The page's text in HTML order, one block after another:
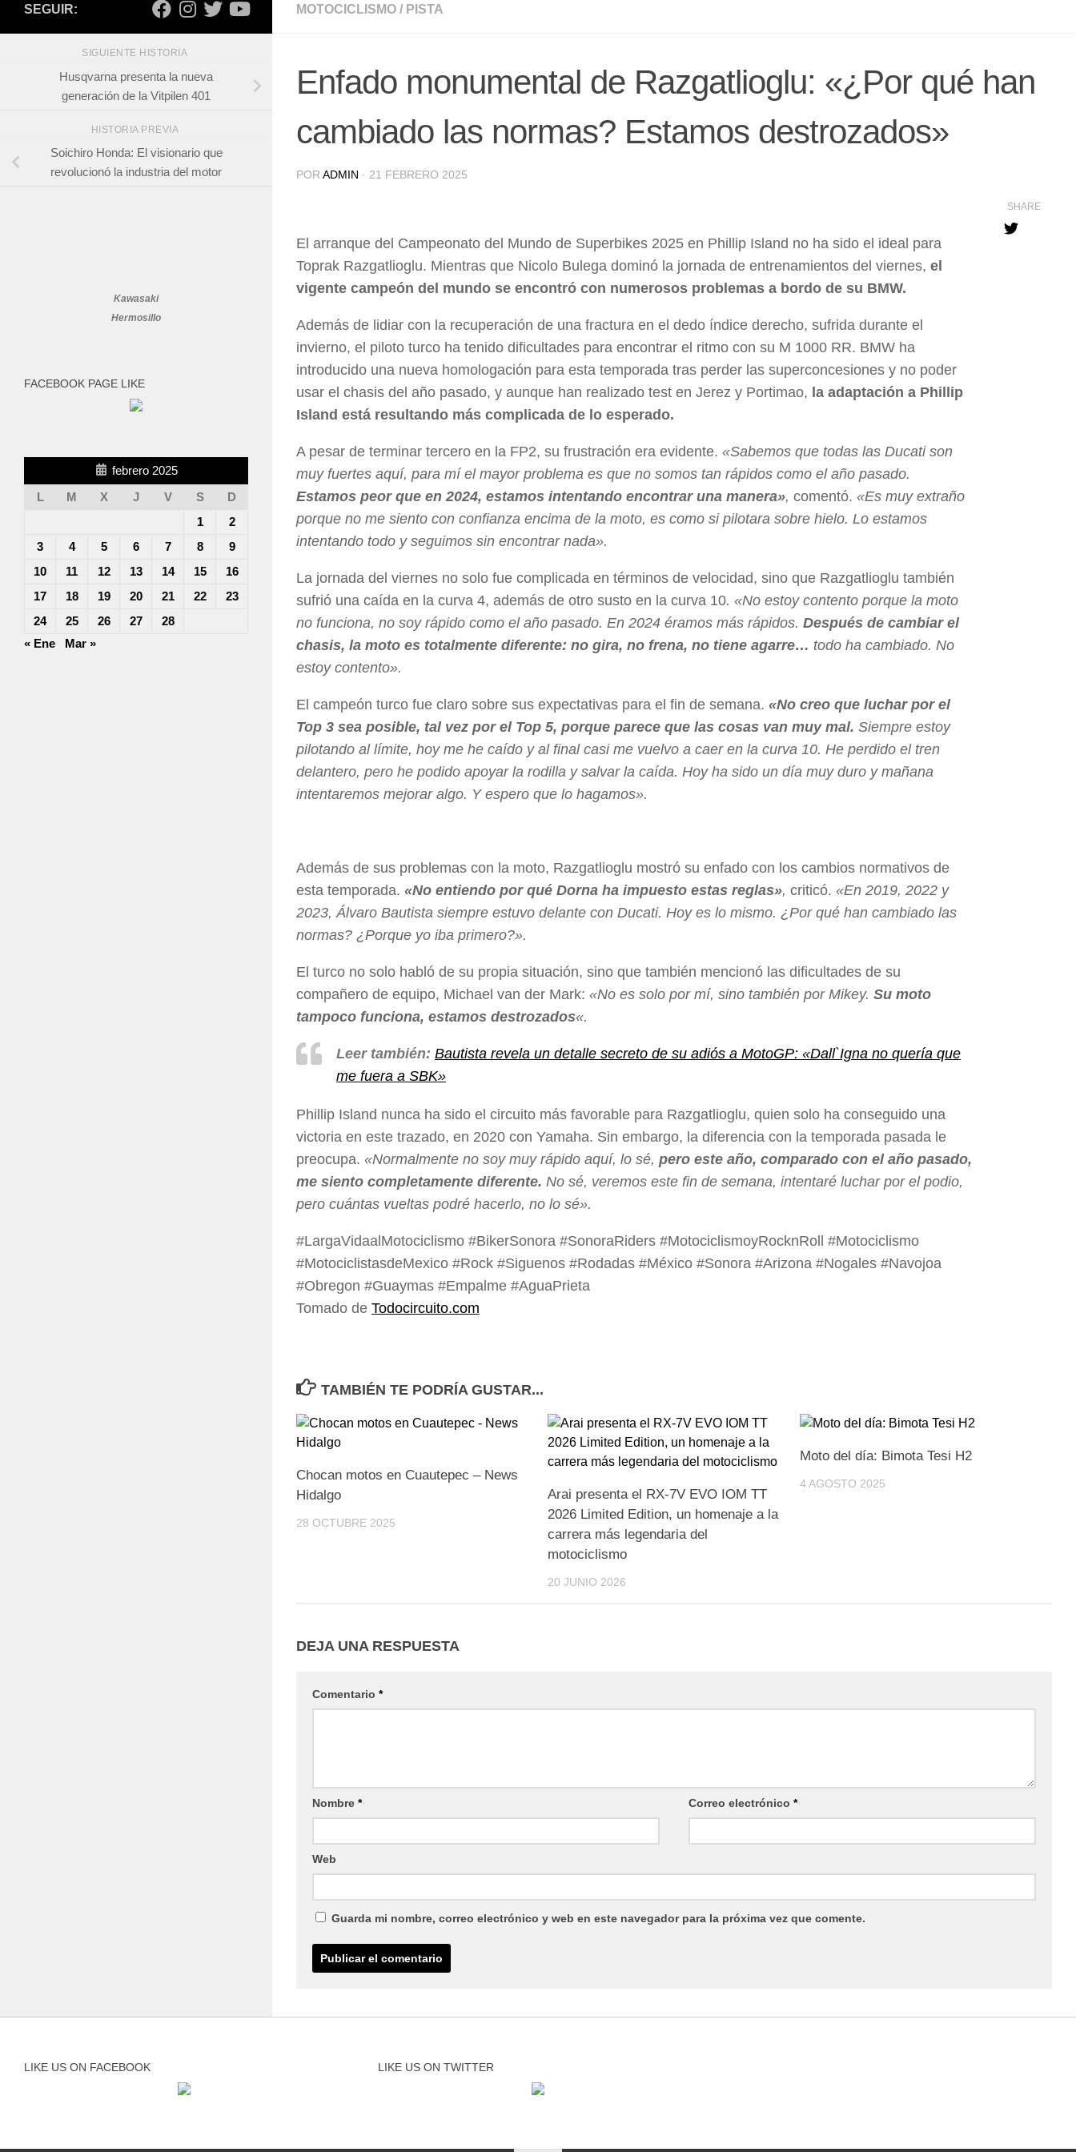
MOTOCICLISMO / PISTA
Enfado monumental de Razgatlioglu: «¿Por qué han
cambiado las normas? Estamos destrozados»
POR ADMIN · 21 FEBRERO 2025
El arranque del Campeonato del Mundo de Superbikes 2025 en Phillip Island no ha sido el ideal para
Toprak Razgatlioglu. Mientras que Nicolo Bulega dominó la jornada de entrenamientos del viernes, el
vigente campeón del mundo se encontró con numerosos problemas a bordo de su BMW.
Además de lidiar con la recuperación de una fractura en el dedo índice derecho, sufrida durante el
invierno, el piloto turco ha tenido dificultades para encontrar el ritmo con su M 1000 RR. BMW ha
introducido una nueva homologación para esta temporada tras perder las superconcesiones y no poder
usar el chasis del año pasado, y aunque han realizado test en Jerez y Portimao, la adaptación a Phillip
Island está resultando más complicada de lo esperado.
A pesar de terminar tercero en la FP2, su frustración era evidente. «Sabemos que todas las Ducati son
muy fuertes aquí, para mí el mayor problema es que no somos tan rápidos como el año pasado.
Estamos peor que en 2024, estamos intentando encontrar una manera», comentó. «Es muy extraño
porque no me siento con confianza encima de la moto, es como si pilotara sobre hielo. Lo estamos
intentando todo y seguimos sin encontrar nada».
La jornada del viernes no solo fue complicada en términos de velocidad, sino que Razgatlioglu también
sufrió una caída en la curva 4, además de otro susto en la curva 10. «No estoy contento porque la moto
no funciona, no soy rápido como el año pasado. En 2024 éramos más rápidos. Después de cambiar el
chasis, la moto es totalmente diferente: no gira, no frena, no tiene agarre… todo ha cambiado. No
estoy contento».
El campeón turco fue claro sobre sus expectativas para el fin de semana. «No creo que luchar por el
Top 3 sea posible, tal vez por el Top 5, porque parece que las cosas van muy mal. Siempre estoy
pilotando al límite, hoy me he caído y al final casi me vuelvo a caer en la curva 10. He perdido el tren
delantero, pero he podido apoyar la rodilla y salvar la caída. Hoy ha sido un día muy duro y mañana
intentaremos mejorar algo. Y espero que lo hagamos».
Además de sus problemas con la moto, Razgatlioglu mostró su enfado con los cambios normativos de
esta temporada. «No entiendo por qué Dorna ha impuesto estas reglas», criticó. «En 2019, 2022 y
2023, Álvaro Bautista siempre estuvo delante con Ducati. Hoy es lo mismo. ¿Por qué han cambiado las
normas? ¿Porque yo iba primero?».
El turco no solo habló de su propia situación, sino que también mencionó las dificultades de su
compañero de equipo, Michael van der Mark: «No es solo por mí, sino también por Mikey. Su moto
tampoco funciona, estamos destrozados«.
Leer también: Bautista revela un detalle secreto de su adiós a MotoGP: «Dall`Igna no quería que
me fuera a SBK»
Phillip Island nunca ha sido el circuito más favorable para Razgatlioglu, quien solo ha conseguido una
victoria en este trazado, en 2020 con Yamaha. Sin embargo, la diferencia con la temporada pasada le
preocupa. «Normalmente no soy muy rápido aquí, lo sé, pero este año, comparado con el año pasado,
me siento completamente diferente. No sé, veremos este fin de semana, intentaré luchar por el podio,
pero cuántas vueltas podré hacerlo, no lo sé».
#LargaVidaalMotociclismo #BikerSonora #SonoraRiders #MotociclismoyRocknRoll #Motociclismo
#MotociclistasdeMexico #Rock #Siguenos #Rodadas #México #Sonora #Arizona #Nogales #Navojoa
#Obregon #Guaymas #Empalme #AguaPrieta
Tomado de Todocircuito.com
SHARE
TAMBIÉN TE PODRÍA GUSTAR...
Chocan motos en Cuautepec – News
Hidalgo
28 OCTUBRE 2025
Arai presenta el RX-7V EVO IOM TT
2026 Limited Edition, un homenaje a la
carrera más legendaria del
motociclismo
20 JUNIO 2026
Moto del día: Bimota Tesi H2
4 AGOSTO 2025
DEJA UNA RESPUESTA
Comentario *
Nombre * Correo electrónico*
Web
Guarda mi nombre, correo electrónico y web en este navegador para la próxima vez que comente.
SEGUIR:
SIGUIENTE HISTORIA
Husqvarna presenta la nueva
generación de la Vitpilen 401
HISTORIA PREVIA
Soichiro Honda: El visionario que
revolucionó la industria del motor
Kawasaki
Hermosillo
FACEBOOK PAGE LIKE
febrero 2025
L
M X J V S
D
1
2
3
4 5 6 7 8
9
10
11 12 13 14 15
16
17
18 19 20 21 22
23
24
25 26 27
28
« Ene
Mar »
LIKE US ON FACEBOOK LIKE US ON TWITTER